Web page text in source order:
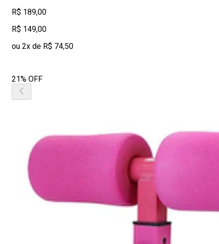
R$ 189,00
R$ 149,00
ou 2x de R$ 74,50
21% OFF